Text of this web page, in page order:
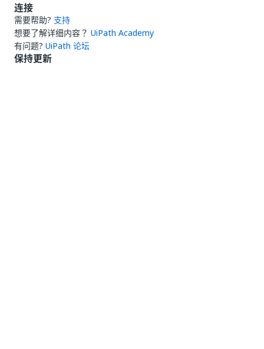
连接
需要帮助? 支持
想要了解详细内容？ UiPath Academy
有问题? UiPath 论坛
保持更新